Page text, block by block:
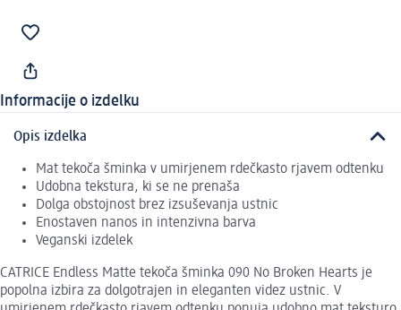
Informacije o izdelku
Opis izdelka
Mat tekoča šminka v umirjenem rdečkasto rjavem odtenku
Udobna tekstura, ki se ne prenaša
Dolga obstojnost brez izsuševanja ustnic
Enostaven nanos in intenzivna barva
Veganski izdelek
CATRICE Endless Matte tekoča šminka 090 No Broken Hearts je
popolna izbira za dolgotrajen in eleganten videz ustnic. V